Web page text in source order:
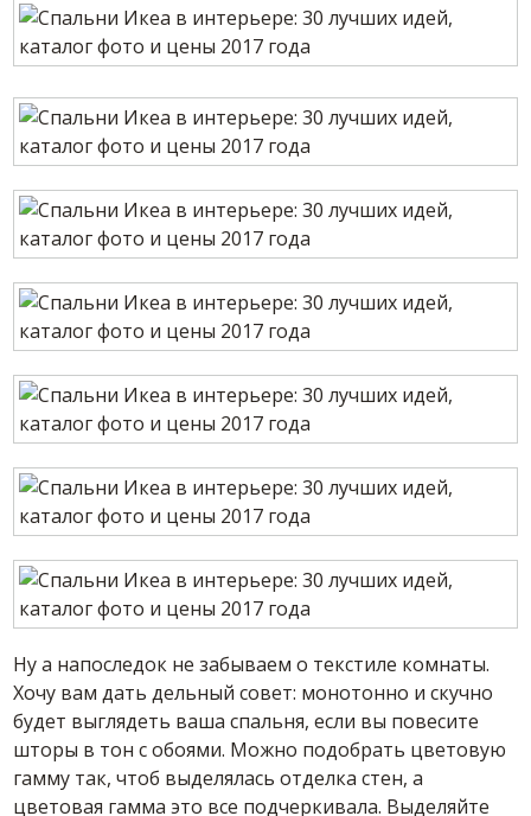
Ну а напоследок не забываем о текстиле комнаты.
Хочу вам дать дельный совет: монотонно и скучно
будет выглядеть ваша спальня, если вы повесите
шторы в тон с обоями. Можно подобрать цветовую
гамму так, чтоб выделялась отделка стен, а
цветовая гамма это все подчеркивала. Выделяйте